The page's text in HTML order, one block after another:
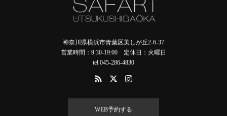
神奈川県横浜市青葉区美しが丘2-6-37
営業時間：9:30-19:00 定休日：火曜日
tel 045-286-4830
WEB予約する